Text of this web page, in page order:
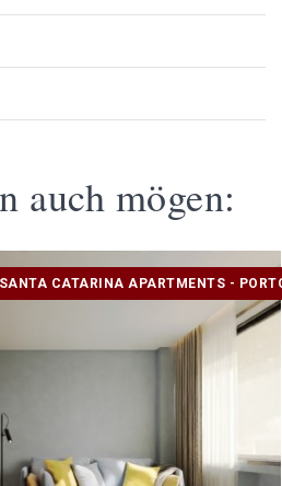
auch mögen:
SANTA CATARINA APARTMENTS -